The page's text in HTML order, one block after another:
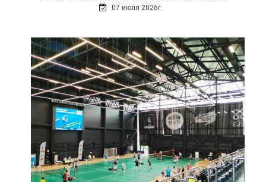
07 июля 2026г.